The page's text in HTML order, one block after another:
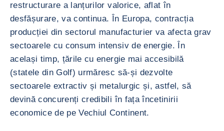
restructurare a lanțurilor valorice, aflat în
desfășurare, va continua. În Europa, contracția
producției din sectorul manufacturier va afecta grav
sectoarele cu consum intensiv de energie. În
același timp, țările cu energie mai accesibilă
(statele din Golf) urmăresc să-și dezvolte
sectoarele extractiv și metalurgic și, astfel, să
devină concurenți credibili în fața încetinirii
economice de pe Vechiul Continent.